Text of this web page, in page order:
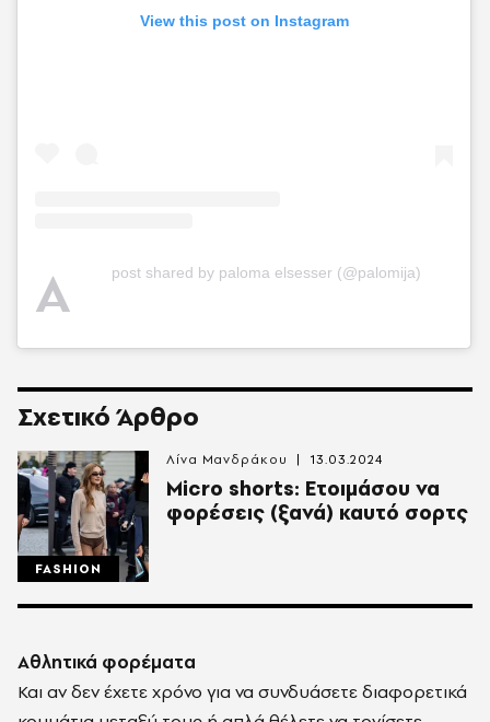
View this post on Instagram
A post shared by paloma elsesser (@palomija)
Σχετικό Άρθρο
FASHION
Micro shorts: Ετοιμάσου να
φορέσεις (ξανά) καυτό σορτς
Λίνα Μανδράκου 13.03.2024
Αθλητικά φορέματα
Και αν δεν έχετε χρόνο για να συνδυάσετε διαφορετικά